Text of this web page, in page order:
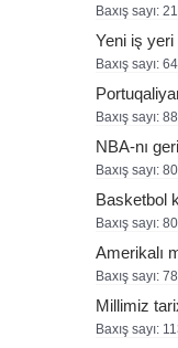
Baxış sayı:
Yeni iş yeri
Baxış sayı: 64
Baxış sayı: 88
NBA-nı
Baxış sayı: 80
Basketbol
Baxış sayı: 80
Amerikalı
Baxış sayı: 78
Millimiz
Baxış sayı: